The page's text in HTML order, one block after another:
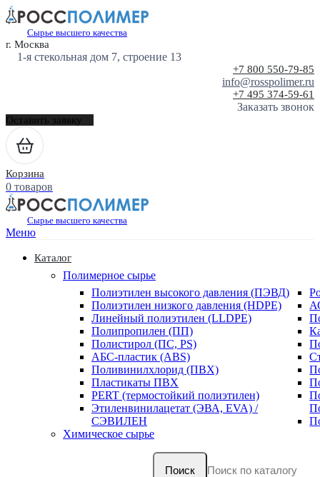
Сырье высшего качества
г. Москва
1-я стекольная дом 7, строение 13
+7 800 550-79-85
info@rosspolimer.ru
+7 495 374-59-61
Заказать звонок
Оставить заявку
Корзина
0 товаров
Сырье высшего качества
Меню
Каталог
Полимерное сырье
Полиэтилен высокого давления (ПЭВД)
Полиэтилен низкого давления (HDPE)
Линейный полиэтилен (LLDPE)
Полипропилен (ПП)
Полистирол (ПС, PS)
АБС-пластик (ABS)
Поливинилхлорид (ПВХ)
Пластикаты ПВХ
PERT (термостойкий полиэтилен)
Этиленвинилацетат (ЭВА, EVA) /
СЭВИЛЕН
Химическое сырье
Поиск